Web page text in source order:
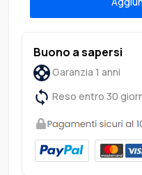
Buono a sapersi
Garanzia 1 anni
Reso entro 30